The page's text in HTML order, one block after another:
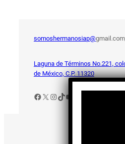
somoshermanosiap@gmail.com
Laguna de Términos No.221,
de México, C.P. 11320
Facebook
X Instagram
TikTok
YouTube